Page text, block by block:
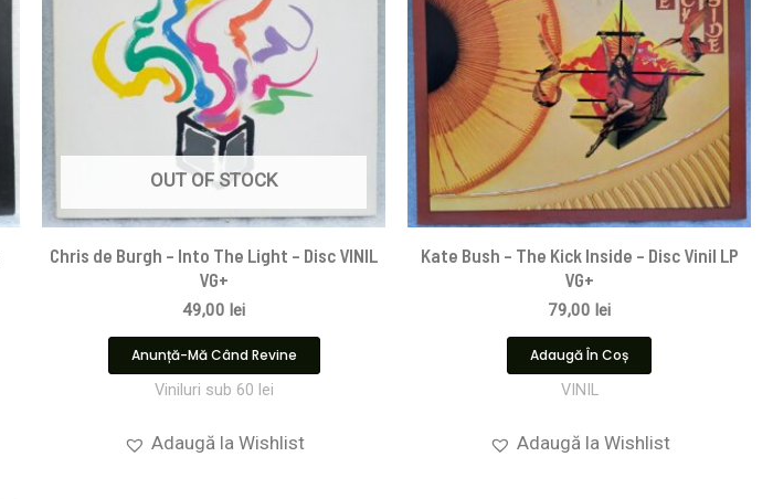
OUT OF STOCK
Chris de Burgh – Into The Light – Disc VINIL
VG+
49,00 lei
Anunță-Mă Când Revine
Viniluri sub 60 lei
Adaugă la Wishlist
Kate Bush – The Kick Inside – Disc Vinil LP
VG+
79,00 lei
Adaugă În Coș
VINIL
Adaugă la Wishlist